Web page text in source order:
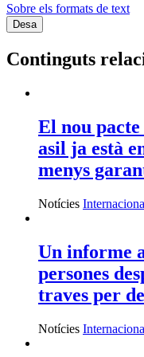
Sobre els formats de text
Continguts
El nou
asil ja està
menys
Notícies
Un informe
persones
traves per
Notícies